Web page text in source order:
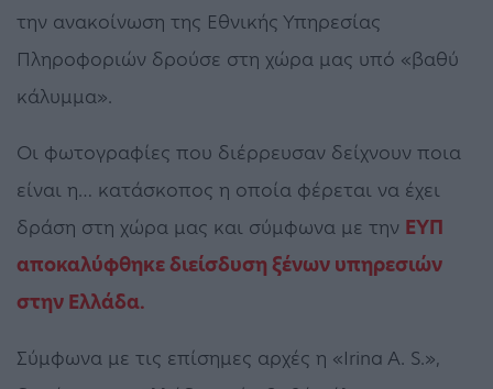
την ανακοίνωση της Εθνικής Υπηρεσίας
Πληροφοριών δρούσε στη χώρα μας υπό «βαθύ
κάλυμμα».
Οι φωτογραφίες που διέρρευσαν δείχνουν ποια
είναι η… κατάσκοπος η οποία φέρεται να έχει
δράση στη χώρα μας και σύμφωνα με την ΕΥΠ
αποκαλύφθηκε διείσδυση ξένων υπηρεσιών
στην Ελλάδα.
Σύμφωνα με τις επίσημες αρχές η «Irina A. S.»,